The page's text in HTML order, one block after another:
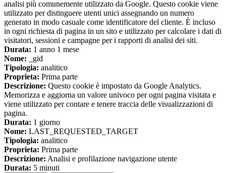
analisi più comunemente utilizzato da Google. Questo cookie viene
utilizzato per distinguere utenti unici assegnando un numero
generato in modo casuale come identificatore del cliente. È incluso
in ogni richiesta di pagina in un sito e utilizzato per calcolare i dati di
visitatori, sessioni e campagne per i rapporti di analisi dei siti.
Durata: 1 anno 1 mese
Nome: _gid
Tipologia: analitico
Proprieta: Prima parte
Descrizione: Questo cookie è impostato da Google Analytics.
Memorizza e aggiorna un valore univoco per ogni pagina visitata e
viene utilizzato per contare e tenere traccia delle visualizzazioni di
pagina.
Durata: 1 giorno
Nome: LAST_REQUESTED_TARGET
Tipologia: analitico
Proprieta: Prima parte
Descrizione: Analisi e profilazione navigazione utente
Durata: 5 minuti